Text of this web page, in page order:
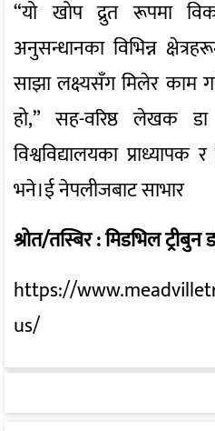
“यो खोप द्रुत रूपमा
अनुसन्धानका विभिन्न
साझा लक्ष्यसँग मिलेर काम
हो,” सह-वरिष्ठ लेखक
विश्वविद्यालयका
भने।ई नेपलीजबाट साभार
श्रोत/तस्बिर : मिडभिल
https://
us/